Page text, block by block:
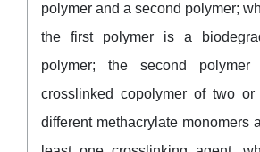
polymer and a second polymer;
the first polymer is a
polymer; the second
crosslinked copolymer of two or
different methacrylate monomers